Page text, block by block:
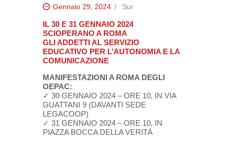
Gennaio 29, 2024 Sur
IL 30 E 31 GENNAIO 2024
SCIOPERANO A ROMA
GLI ADDETTI AL SERVIZIO
EDUCATIVO PER L’AUTONOMIA E LA
COMUNICAZIONE
MANIFESTAZIONI A ROMA DEGLI
OEPAC:
✓ 30 GENNAIO 2024 – ORE 10, IN VIA
GUATTANI 9 (DAVANTI SEDE
LEGACOOP)
✓ 31 GENNAIO 2024 – ORE 10, IN
PIAZZA BOCCA DELLA VERITÀ